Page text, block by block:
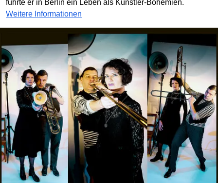
führte er in Berlin ein Leben als Künstler-Bohemien.
Weitere Informationen